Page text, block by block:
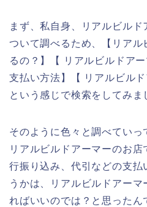
まず、私自身、リアルビルド
ついて調べるため、【リアル
るの？】【 リアルビルドア
支払い方法】【 リアルビル
という感じで検索をしてみま
そのように色々と調べていっ
リアルビルドアーマーのお店
行振り込み、代引などの支払
うかは、リアルビルドアー
ればいいのでは？と思ったん